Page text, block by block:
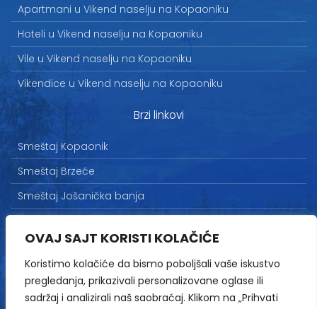
OVAJ SAJT KORISTI KOLAČIĆE
Koristimo kolačiće da bismo poboljšali vaše iskustvo
pregledanja, prikazivali personalizovane oglase ili
sadržaj i analizirali naš saobraćaj. Klikom na „Prihvati
Apartmani u Vikend naselju na Kopaoniku
Hoteli u Vikend naselju na Kopaoniku
Vile u Vikend naselju na Kopaoniku
Vikendice u Vikend naselju na Kopaoniku
Brzi linkovi
Smeštaj Kopaonik
Smeštaj Brzeće
Smeštaj Jošanička banja
Marketing
Politika privatnosti
Kontakt